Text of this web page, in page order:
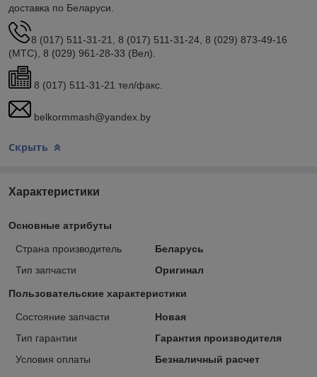
доставка по Беларуси.
8 (017) 511-31-21, 8 (017) 511-31-24, 8 (029) 873-49-16
(МТС), 8 (029) 961-28-33 (Вел).
8 (017) 511-31-21 тел/факс.
belkormmash@yandex.by
Скрыть
Характеристики
Основные атрибуты
Страна производитель
Беларусь
Тип запчасти
Оригинал
Пользовательские характеристики
Состояние запчасти
Новая
Тип гарантии
Гарантия производителя
Условия оплаты
Безналичный расчет